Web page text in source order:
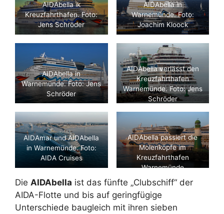
AIDAbella ik
Kreuzfahrthafen. Foto:
Jens Schröder
AIDAbella in
Warnemünde. Foto:
Joachim Kloock
AIDAbella in
Warnemünde. Foto: Jens
Schröder
AIDAbella verlässt den
Kreuzfahrthafen
Warnemünde. Foto: Jens
Schröder
AIDAmar und AIDAbella
in Warnemünde. Foto:
AIDA Cruises
AIDAbella passiert die
Molenköpfe im
Kreuzfahrthafen
Warnemünde
Die AIDAbella ist das fünfte „Clubschiff“ der
AIDA-Flotte und bis auf geringfügige
Unterschiede baugleich mit ihren sieben